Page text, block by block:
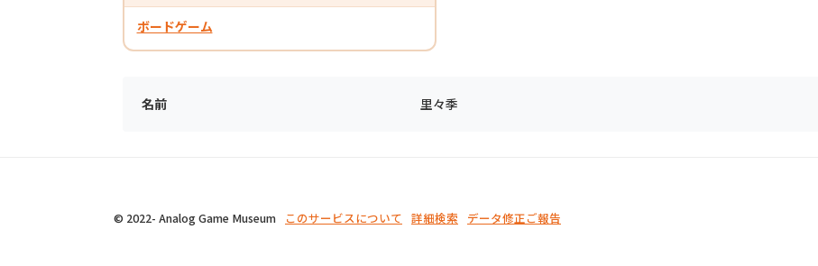
ボードゲーム
名前 里々季
© 2022- Analog Game Museum このサービスについて 詳細検索 データ修正ご報告